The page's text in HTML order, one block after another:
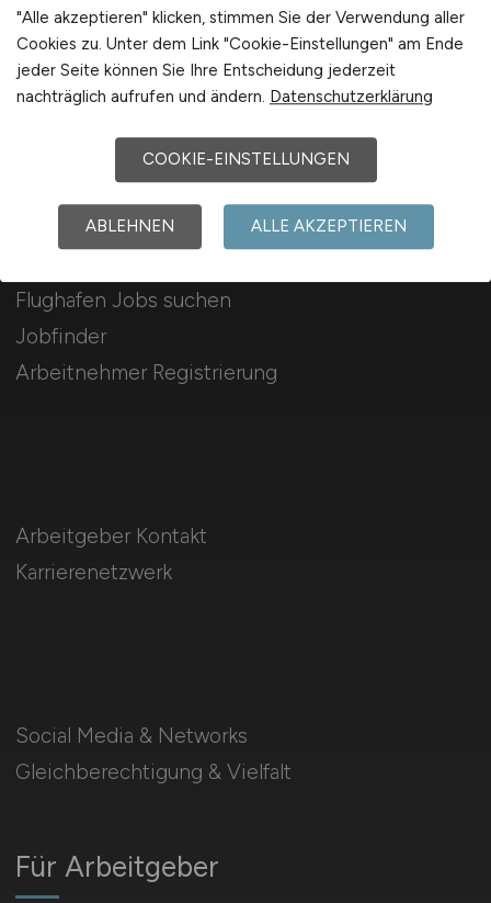
Arbeitsorte mit M
Für Arbeitnehmer
Flughafen Jobs suchen
Jobfinder
Arbeitnehmer Registrierung
Social Media & Networks
Gleichberechtigung & Vielfalt
Für Arbeitgeber
Arbeitgeber Kontakt
Karrierenetzwerk
"Alle akzeptieren" klicken, stimmen Sie der Verwendung aller
Cookies zu. Unter dem Link "Cookie-Einstellungen" am Ende
jeder Seite können Sie Ihre Entscheidung jederzeit
nachträglich aufrufen und ändern. Datenschutzerklärung
COOKIE-EINSTELLUNGEN
ABLEHNEN ALLE AKZEPTIEREN